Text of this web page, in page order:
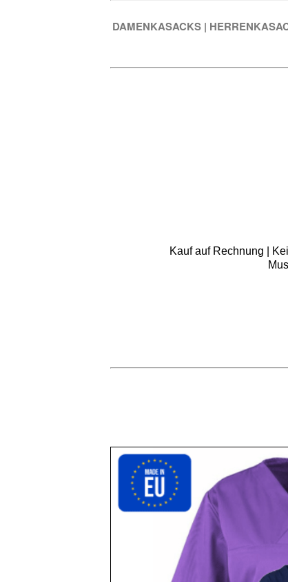
DAMENKASACKS |
Kauf auf Rechnung |